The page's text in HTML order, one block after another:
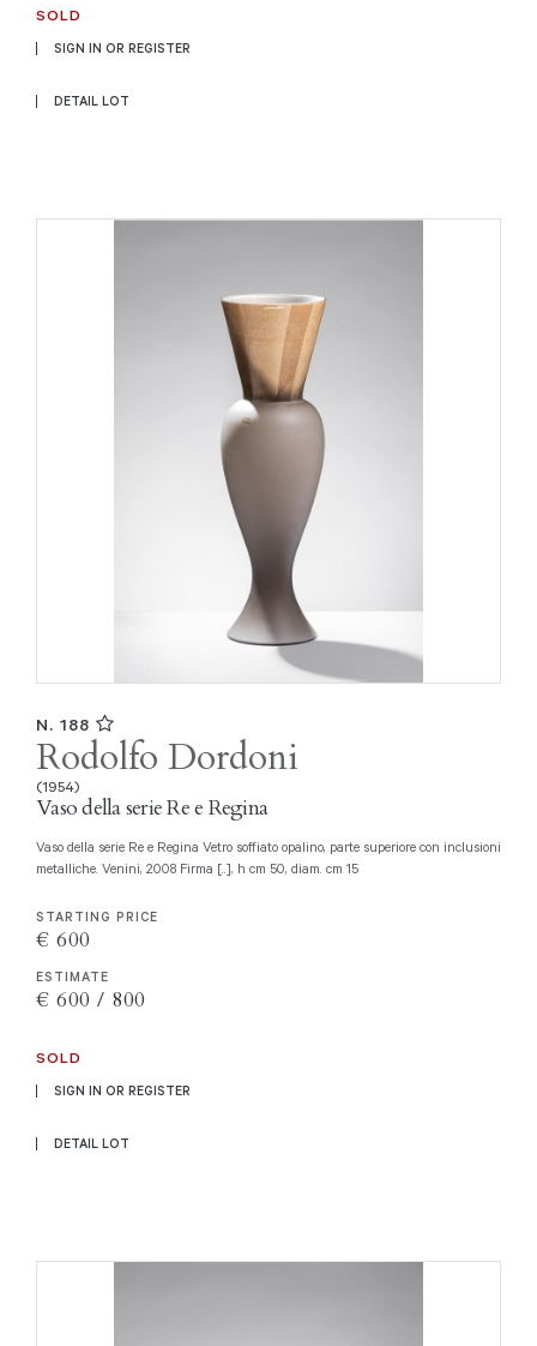
SOLD
SIGN IN OR REGISTER
DETAIL LOT
N. 188
Rodolfo Dordoni
(1954)
Vaso della serie Re e Regina
Vaso della serie Re e Regina Vetro soffiato opalino, parte superiore con inclusioni
metalliche. Venini, 2008 Firma [..], h cm 50, diam. cm 15
STARTING PRICE
€ 600
ESTIMATE
€ 600 / 800
SOLD
SIGN IN OR REGISTER
DETAIL LOT